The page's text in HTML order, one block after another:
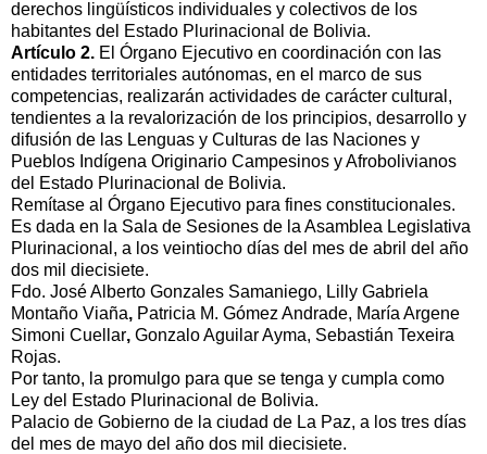
derechos lingüísticos individuales y colectivos de los
habitantes del Estado Plurinacional de Bolivia.
Artículo 2. El Órgano Ejecutivo en coordinación con las
entidades territoriales autónomas, en el marco de sus
competencias, realizarán actividades de carácter cultural,
tendientes a la revalorización de los principios, desarrollo y
difusión de las Lenguas y Culturas de las Naciones y
Pueblos Indígena Originario Campesinos y Afrobolivianos
del Estado Plurinacional de Bolivia.
Remítase al Órgano Ejecutivo para fines constitucionales.
Es dada en la Sala de Sesiones de la Asamblea Legislativa
Plurinacional, a los veintiocho días del mes de abril del año
dos mil diecisiete.
Fdo. José Alberto Gonzales Samaniego, Lilly Gabriela
Montaño Viaña, Patricia M. Gómez Andrade, María Argene
Simoni Cuellar, Gonzalo Aguilar Ayma, Sebastián Texeira
Rojas.
Por tanto, la promulgo para que se tenga y cumpla como
Ley del Estado Plurinacional de Bolivia.
Palacio de Gobierno de la ciudad de La Paz, a los tres días
del mes de mayo del año dos mil diecisiete.